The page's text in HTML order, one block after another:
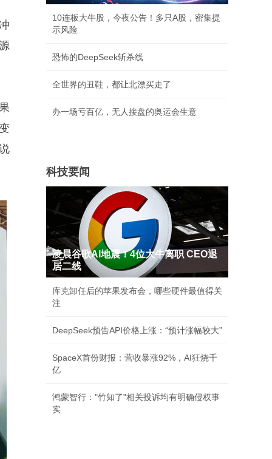
10连板大牛股，今夜公告！多只A股，密集提
示风险
恐怖的DeepSeek斩杀线
全世界的丑鞋，都让北漂买走了
办一场亏百亿，无人接盘的奥运会生意
科技要闻
凌晨谷歌AI地震！4位大牛离职 CEO退
居二线
库克卸任后的苹果发布会，哪些硬件最值得关
注
DeepSeek预告API价格上涨：“预计涨幅较大”
SpaceX首份财报：营收暴涨92%，AI狂烧千
亿
鸿蒙智行："竹知了"相关投诉均有明确侵权事
实